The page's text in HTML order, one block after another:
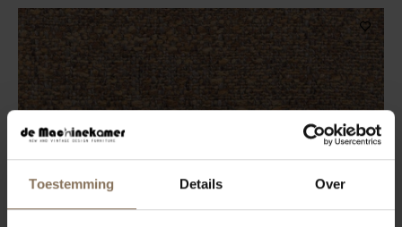
Toestemming Details Over